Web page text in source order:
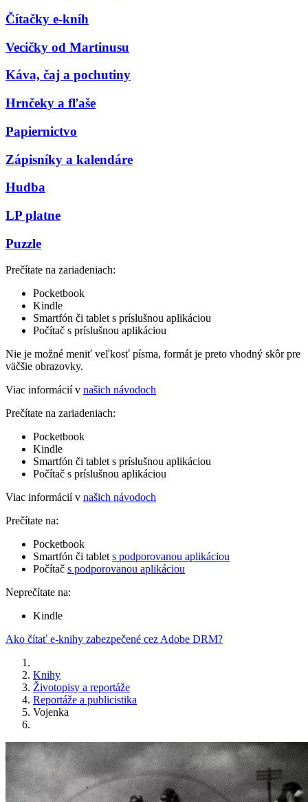
Čítačky e-kníh
Vecičky od Martinusu
Káva, čaj a pochutiny
Hrnčeky a fľaše
Papiernictvo
Zápisníky a kalendáre
Hudba
LP platne
Puzzle
Prečítate na zariadeniach:
Pocketbook
Kindle
Smartfón či tablet s príslušnou aplikáciou
Počítač s príslušnou aplikáciou
Nie je možné meniť veľkosť písma, formát je preto vhodný skôr pre
väčšie obrazovky.
Viac informácií v našich návodoch
Prečítate na zariadeniach:
Pocketbook
Kindle
Smartfón či tablet s príslušnou aplikáciou
Počítač s príslušnou aplikáciou
Viac informácií v našich návodoch
Prečítate na:
Pocketbook
Smartfón či tablet s podporovanou aplikáciou
Počítač s podporovanou aplikáciou
Neprečítate na:
Kindle
Ako čítať e-knihy zabezpečené cez Adobe DRM?
Knihy
Životopisy a reportáže
Reportáže a publicistika
Vojenka